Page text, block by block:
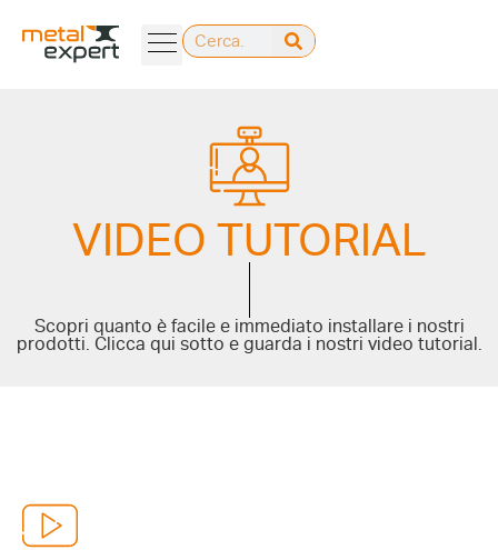
VIDEO TUTORIAL
Scopri quanto è facile e immediato installare i nostri
prodotti. Clicca qui sotto e guarda i nostri video tutorial.